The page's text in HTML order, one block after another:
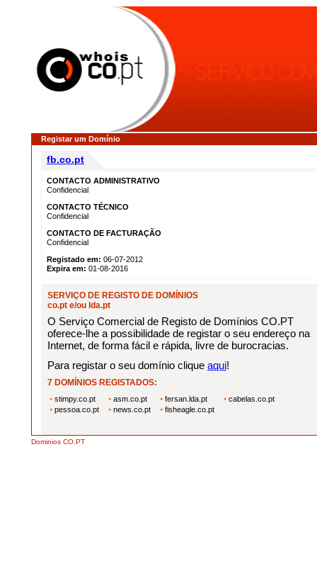
Registar um Domínio
fb.co.pt
CONTACTO ADMINISTRATIVO
Confidencial
CONTACTO TÉCNICO
Confidencial
CONTACTO DE FACTURAÇÃO
Confidencial
Registado em: 06-07-2012
Expira em: 01-08-2016
SERVIÇO DE REGISTO DE DOMÍNIOS
co.pt e/ou lda.pt
O Serviço Comercial de Registo de Domínios CO.PT
oferece-lhe a possibilidade de registar o seu endereço na
Internet, de forma fácil e rápida, livre de burocracias.
Para registar o seu domínio clique aqui!
7 DOMÍNIOS REGISTADOS:
stimpy.co.pt asm.co.pt fersan.lda.pt
cabelas.co.pt
pessoa.co.pt
news.co.pt fisheagle.co.pt
Dominios CO.PT